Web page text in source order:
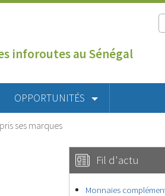
inforoutes au Sénégal
OPPORTUNITÉS
ses marques
Fil d'actu
Monnaies